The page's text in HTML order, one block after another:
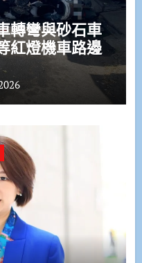
轉彎與砂石車
紅燈機車路邊